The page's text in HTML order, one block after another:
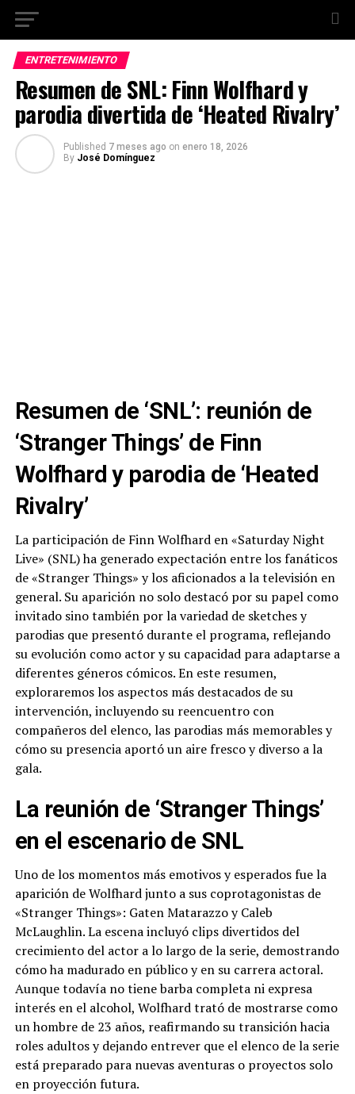
ENTRETENIMIENTO
Resumen de SNL: Finn Wolfhard y
parodia divertida de ‘Heated Rivalry’
Published 7 meses ago on enero 18, 2026
By José Domínguez
Resumen de ‘SNL’: reunión de
‘Stranger Things’ de Finn
Wolfhard y parodia de ‘Heated
Rivalry’
La participación de Finn Wolfhard en «Saturday Night
Live» (SNL) ha generado expectación entre los fanáticos
de «Stranger Things» y los aficionados a la televisión en
general. Su aparición no solo destacó por su papel como
invitado sino también por la variedad de sketches y
parodias que presentó durante el programa, reflejando
su evolución como actor y su capacidad para adaptarse a
diferentes géneros cómicos. En este resumen,
exploraremos los aspectos más destacados de su
intervención, incluyendo su reencuentro con
compañeros del elenco, las parodias más memorables y
cómo su presencia aportó un aire fresco y diverso a la
gala.
La reunión de ‘Stranger Things’
en el escenario de SNL
Uno de los momentos más emotivos y esperados fue la
aparición de Wolfhard junto a sus coprotagonistas de
«Stranger Things»: Gaten Matarazzo y Caleb
McLaughlin. La escena incluyó clips divertidos del
crecimiento del actor a lo largo de la serie, demostrando
cómo ha madurado en público y en su carrera actoral.
Aunque todavía no tiene barba completa ni expresa
interés en el alcohol, Wolfhard trató de mostrarse como
un hombre de 23 años, reafirmando su transición hacia
roles adultos y dejando entrever que el elenco de la serie
está preparado para nuevas aventuras o proyectos solo
en proyección futura.